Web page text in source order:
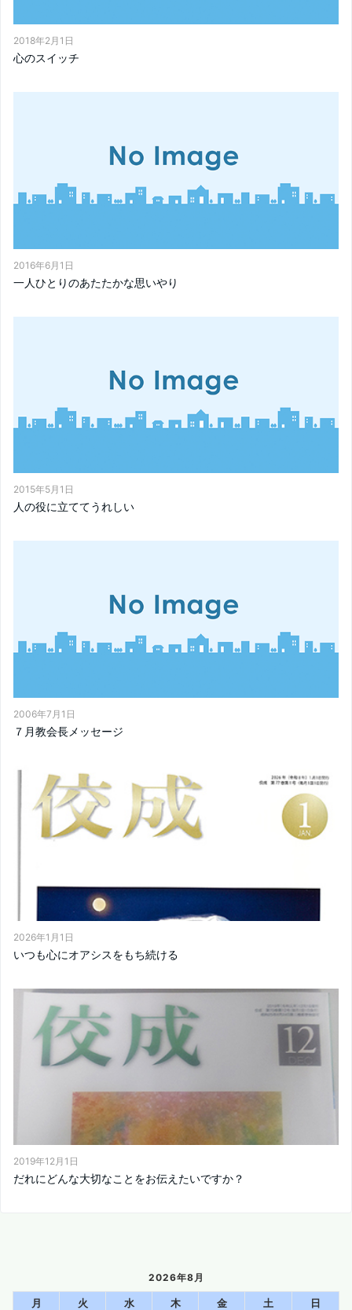
2018年2月1日
心のスイッチ
2016年6月1日
一人ひとりのあたたかな思いやり
2015年5月1日
人の役に立ててうれしい
2006年7月1日
７月教会長メッセージ
2026年1月1日
いつも心にオアシスをもち続ける
2019年12月1日
だれにどんな大切なことをお伝えたいですか？
2026年8月
月 火 水 木 金 土
日